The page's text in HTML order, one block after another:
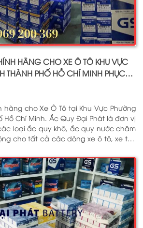
HÃNG CHO XE Ô TÔ KHU VỰC
THÀNH PHỐ HỒ CHÍ MINH PHỤC
cho Xe Ô Tô tại Khu Vực Phường
Hồ Chí Minh. Ắc Quy Đại Phát là đơn vị
loại ắc quy khô, ắc quy nước châm
cho tất cả các dòng xe ô tô, xe tải,
ĐỒNG NAI, VARTA, DELKOR, SOLITE,
Tell: 0969 200 369